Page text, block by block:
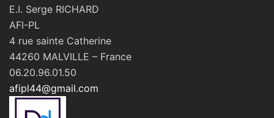
E.I. Serge RICHARD
AFI-PL
4 rue sainte Catherine
44260 MALVILLE – France
06.20.96.01.50
afipl44@gmail.com